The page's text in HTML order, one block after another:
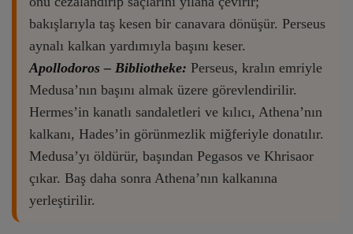
bakışlarıyla taş kesen bir canavara dönüşür. Perseus
aynalı kalkan yardımıyla başını keser.
Apollodoros – Bibliotheke: Perseus, kralın emriyle
Medusa’nın başını almak üzere görevlendirilir.
Hermes’in kanatlı sandaletleri ve kılıcı, Athena’nın
kalkanı, Hades’in görünmezlik miğferiyle donatılır.
Medusa’yı öldürür, başından Pegasos ve Khrisaor
çıkar. Baş daha sonra Athena’nın kalkanına
yerleştirilir.